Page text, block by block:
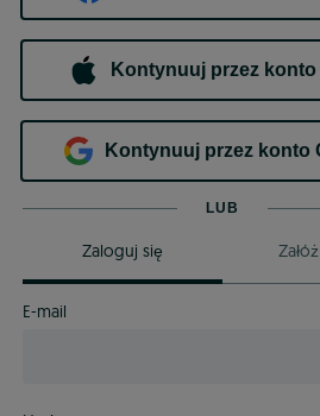
Kontynuuj przez
Kontynuuj przez konto
LUB
Zaloguj się
E-mail